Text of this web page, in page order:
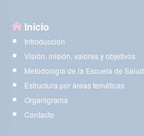
Inicio
Introducción
Visión, misión, valores y objetivos
Metodología de la Escuela de Salud
Estructura por áreas temáticas
Organigrama
Contacto